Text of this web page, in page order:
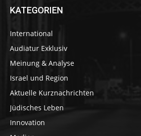
KATEGORIEN
International
Audiatur Exklusiv
Meinung & Analyse
Israel und Region
Aktuelle Kurznachrichten
Jüdisches Leben
Innovation